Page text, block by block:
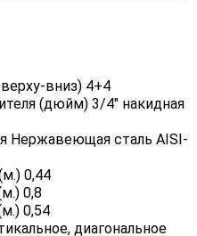
вниз) 4+4
(дюйм) 3/4" накидная
Нержавеющая сталь AISI-
0,44
0,8
0,54
диагональное